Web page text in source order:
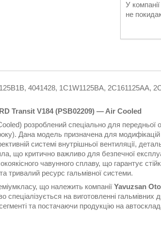
У
не
4041428, 1C1W1125BA, 2C161125AA,
Transit V184 (PSB02209) — Air Cooled
розроблений спеціально для передньої
Дана модель призначена для модифікацій
системі внутрішньої вентиляції,
що критично важливо для безпечної
чавунного сплаву, що гарантує
тривалий ресурс гальмівної системи.
що належить компанії Yavuzsan
на виготовленні гальмівних
та постачаючи продукцію на